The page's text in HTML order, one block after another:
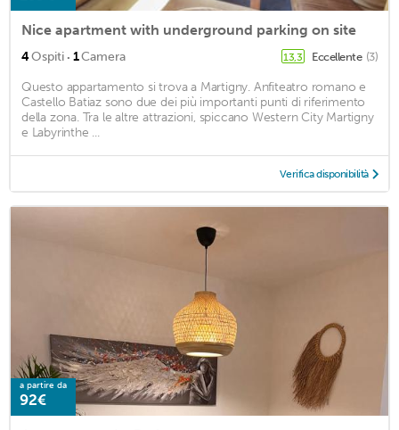
Nice apartment with underground parking on site
4Ospiti · 1Camera 13,3 Eccellente (3)
Questo appartamento si trova a Martigny. Anfiteatro romano e
Castello Batiaz sono due dei più importanti punti di riferimento
della zona. Tra le altre attrazioni, spiccano Western City Martigny
e Labyrinthe ...
Verifica disponibilità
a partire da
92€